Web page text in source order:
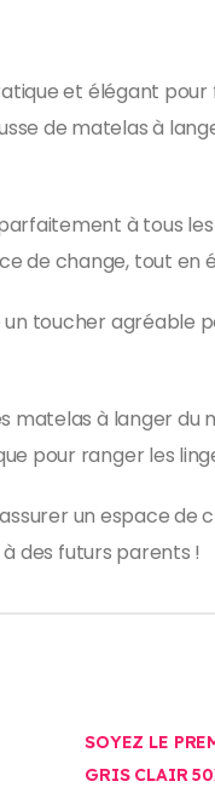
et élégant
de matelas à
à tous
de change, tout en
toucher agréable
à langer
pour ranger les
un espace
des futurs parents !
SOYEZ LE
GRIS CLAIR